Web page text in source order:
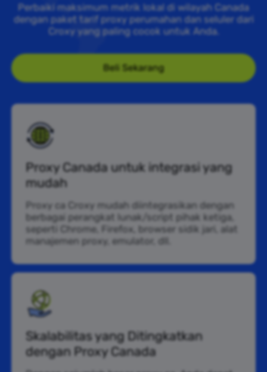
Perbaiki maksimum metrik lokal di wilayah Canada
dengan paket tarif proxy perumahan dan seluler dari
Croxy yang paling cocok untuk Anda.
Beli Sekarang
Proxy Canada untuk integrasi yang
mudah
Proxy ca Croxy mudah diintegrasikan dengan
berbagai perangkat lunak/script pihak ketiga,
seperti Chrome, Firefox, browser sidik jari, alat
manajemen proxy, emulator, dll.
Skalabilitas yang Ditingkatkan
dengan Proxy Canada